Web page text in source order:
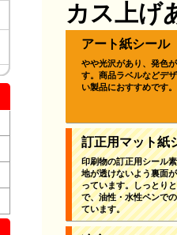
カス上げ
アート紙シール
やや光沢があり、発色
す。商品ラベルなどデ
い製品におすすめです。
訂正用マット紙
印刷物の訂正用シール
地が透けないよう裏面
っています。しっとり
で、油性・水性ペンで
ています。